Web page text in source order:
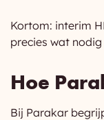
Kortom: interim
precies wat
Hoe
Bij Parakar